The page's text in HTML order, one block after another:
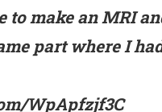
to make an MRI
part where I
WpApfzjf3C